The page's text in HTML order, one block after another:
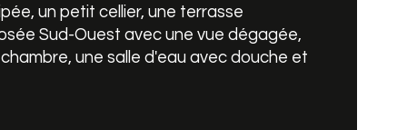
salle de bains
un petit cellier, une terrasse
Sud-Ouest avec une vue dégagée,
une salle d'eau avec douche et